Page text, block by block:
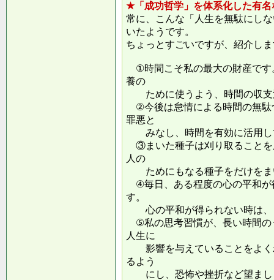
★「成功哲学」を体系化した有
常に、こんな「人生を無駄にし
いたようです。
ちょっとすごいですが、紹介し
①時間こそ私の最大の財産です
養の
ために使うよう、時間の収支
②今後は怠情による時間の無駄
罪悪と
みなし、時間を有効に活用し
③まいた種子は刈り取ることを
人の
ためにもなる種子をだけをま
④毎日、ある程度の心の平和が
す。
心の平和が得られない時は、
⑤私の思考習慣が、長い時間の
人生に
影響を与えていることをよく
るよう
にし、恐怖や挫折など望まし